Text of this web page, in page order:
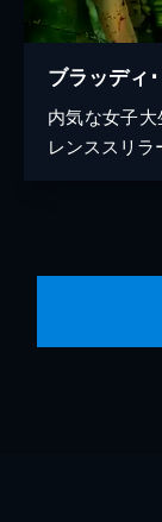
ブラッディ
内気な女子
レンススリラ